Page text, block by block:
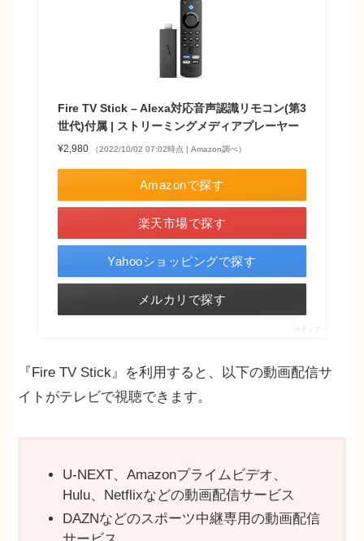
Fire TV Stick – Alexa対応音声認識リモコン(第3
世代)付属 | ストリーミングメディアプレーヤー
¥2,980 （2022/10/02 07:02時点 | Amazon調べ）
Amazonで探す
楽天市場で探す
Yahooショッピングで探す
メルカリで探す
ポチップ
『Fire TV Stick』を利用すると、以下の動画配信サ
イトがテレビで視聴できます。
U-NEXT、Amazonプライムビデオ、
Hulu、Netflixなどの動画配信サービス
DAZNなどのスポーツ中継専用の動画配信